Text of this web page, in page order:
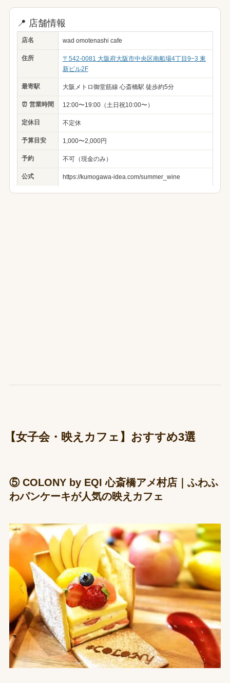
📍 店舗情報
店名 wad omotenashi cafe
住所
〒542-0081 大阪府大阪市中央区南船場4丁目9−3 東
新ビル2F
最寄駅 大阪メトロ御堂筋線 心斎橋駅 徒歩約5分
⏰ 営業時間 12:00〜19:00（土日祝10:00〜）
定休日 不定休
予算目安 1,000〜2,000円
予約 不可（現金のみ）
公式 https://kumogawa-idea.com/summer_wine
【女子会・映えカフェ】おすすめ3選
⑤ COLONY by EQI 心斎橋アメ村店｜ふわふ
わパンケーキが人気の映えカフェ